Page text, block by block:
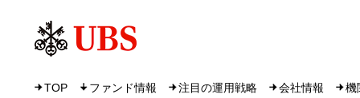
TOP ファンド情報 注目の運用戦略 会社情報 機